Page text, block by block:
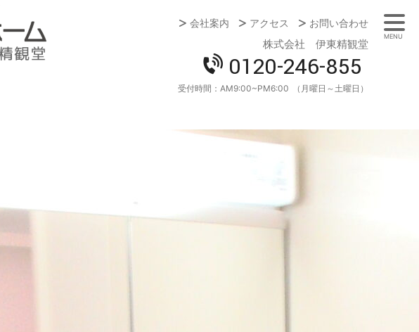
会社案内
アクセス お問い合わせ
株式会社 伊東精観堂
0120-246-855
受付時間： AM9:00~PM6:00 （月曜日～土曜日）
MENU